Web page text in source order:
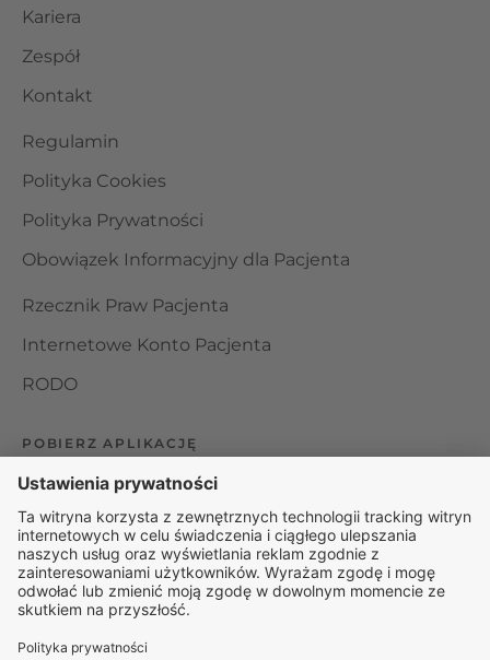
Kariera
Zespół
Kontakt
Regulamin
Polityka Cookies
Polityka Prywatności
Obowiązek Informacyjny dla Pacjenta
Rzecznik Praw Pacjenta
Internetowe Konto Pacjenta
RODO
POBIERZ APLIKACJĘ
Organizator udzielania świadczeń telemedycznych jest
podmiotem leczniczym w rozumieniu ustawy z dnia 15
kwietnia 2011 roku o działalności leczniczej, wpisanym do
rejestru podmiotów wykonujących działalność leczniczą pod
numerem: 000000229172.